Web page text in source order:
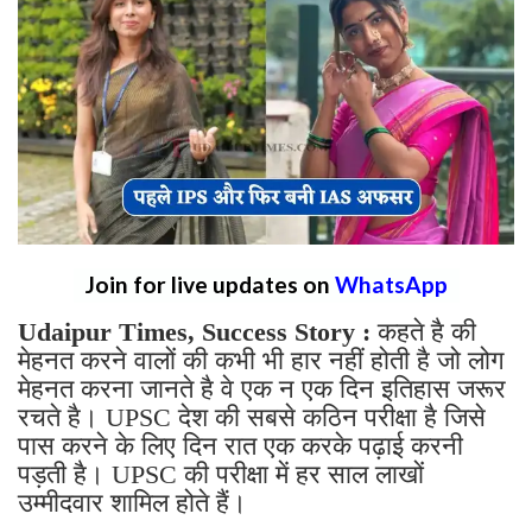
Join for live updates on WhatsApp
Udaipur Times, Success Story :कहते है की
मेहनत करने वालों की कभी भी हार नहीं होती है जो लोग
मेहनत करना जानते है वे एक न एक दिन इतिहास जरूर
रचते है। UPSC देश की सबसे कठिन परीक्षा है जिसे
पास करने के लिए दिन रात एक करके पढ़ाई करनी
पड़ती है। UPSC की परीक्षा में हर साल लाखों
उम्मीदवार शामिल होते हैं।